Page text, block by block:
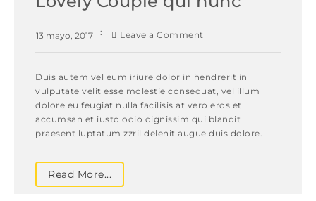
13 mayo, 2017 Leave a Comment
Duis autem vel eum iriure dolor in hendrerit in
vulputate velit esse molestie consequat, vel illum
dolore eu feugiat nulla facilisis at vero eros et
accumsan et iusto odio dignissim qui blandit
praesent luptatum zzril delenit augue duis dolore.
Read More...